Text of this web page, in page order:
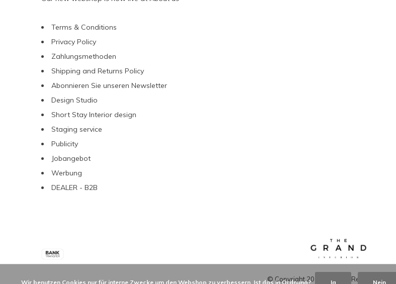
Terms & Conditions
Privacy Policy
Zahlungsmethoden
Shipping and Returns Policy
Abonnieren Sie unseren Newsletter
Design Studio
Short Stay Interior design
Staging service
Publicity
Jobangebot
Werbung
DEALER - B2B
© Copyright 2026 - Theme RePos - By
Wir benutzen Cookies nur für interne Zwecke um den Webshop zu verbessern. Ist das in Ordnung? Ja Nein